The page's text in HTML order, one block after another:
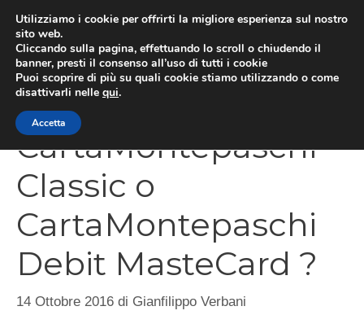
contenuto
CartaMontepaschi
Classic o
CartaMontepaschi
Debit MasteCard ?
14 Ottobre 2016 di Gianfilippo Verbani
Utilizziamo i cookie per offrirti la migliore esperienza sul nostro
sito web.
Cliccando sulla pagina, effettuando lo scroll o chiudendo il
banner, presti il consenso all’uso di tutti i cookie
Puoi scoprire di più su quali cookie stiamo utilizzando o come
disattivarli nelle qui.
Accetta